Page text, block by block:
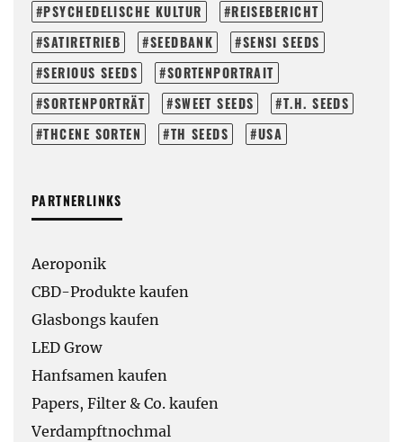
PSYCHEDELISCHE KULTUR
REISEBERICHT
SATIRETRIEB
SEEDBANK
SENSI SEEDS
SERIOUS SEEDS
SORTENPORTRAIT
SORTENPORTRÄT
SWEET SEEDS
T.H. SEEDS
THCENE SORTEN
TH SEEDS USA
PARTNERLINKS
Aeroponik
CBD-Produkte kaufen
Glasbongs kaufen
LED Grow
Hanfsamen kaufen
Papers, Filter & Co. kaufen
Verdampftnochmal